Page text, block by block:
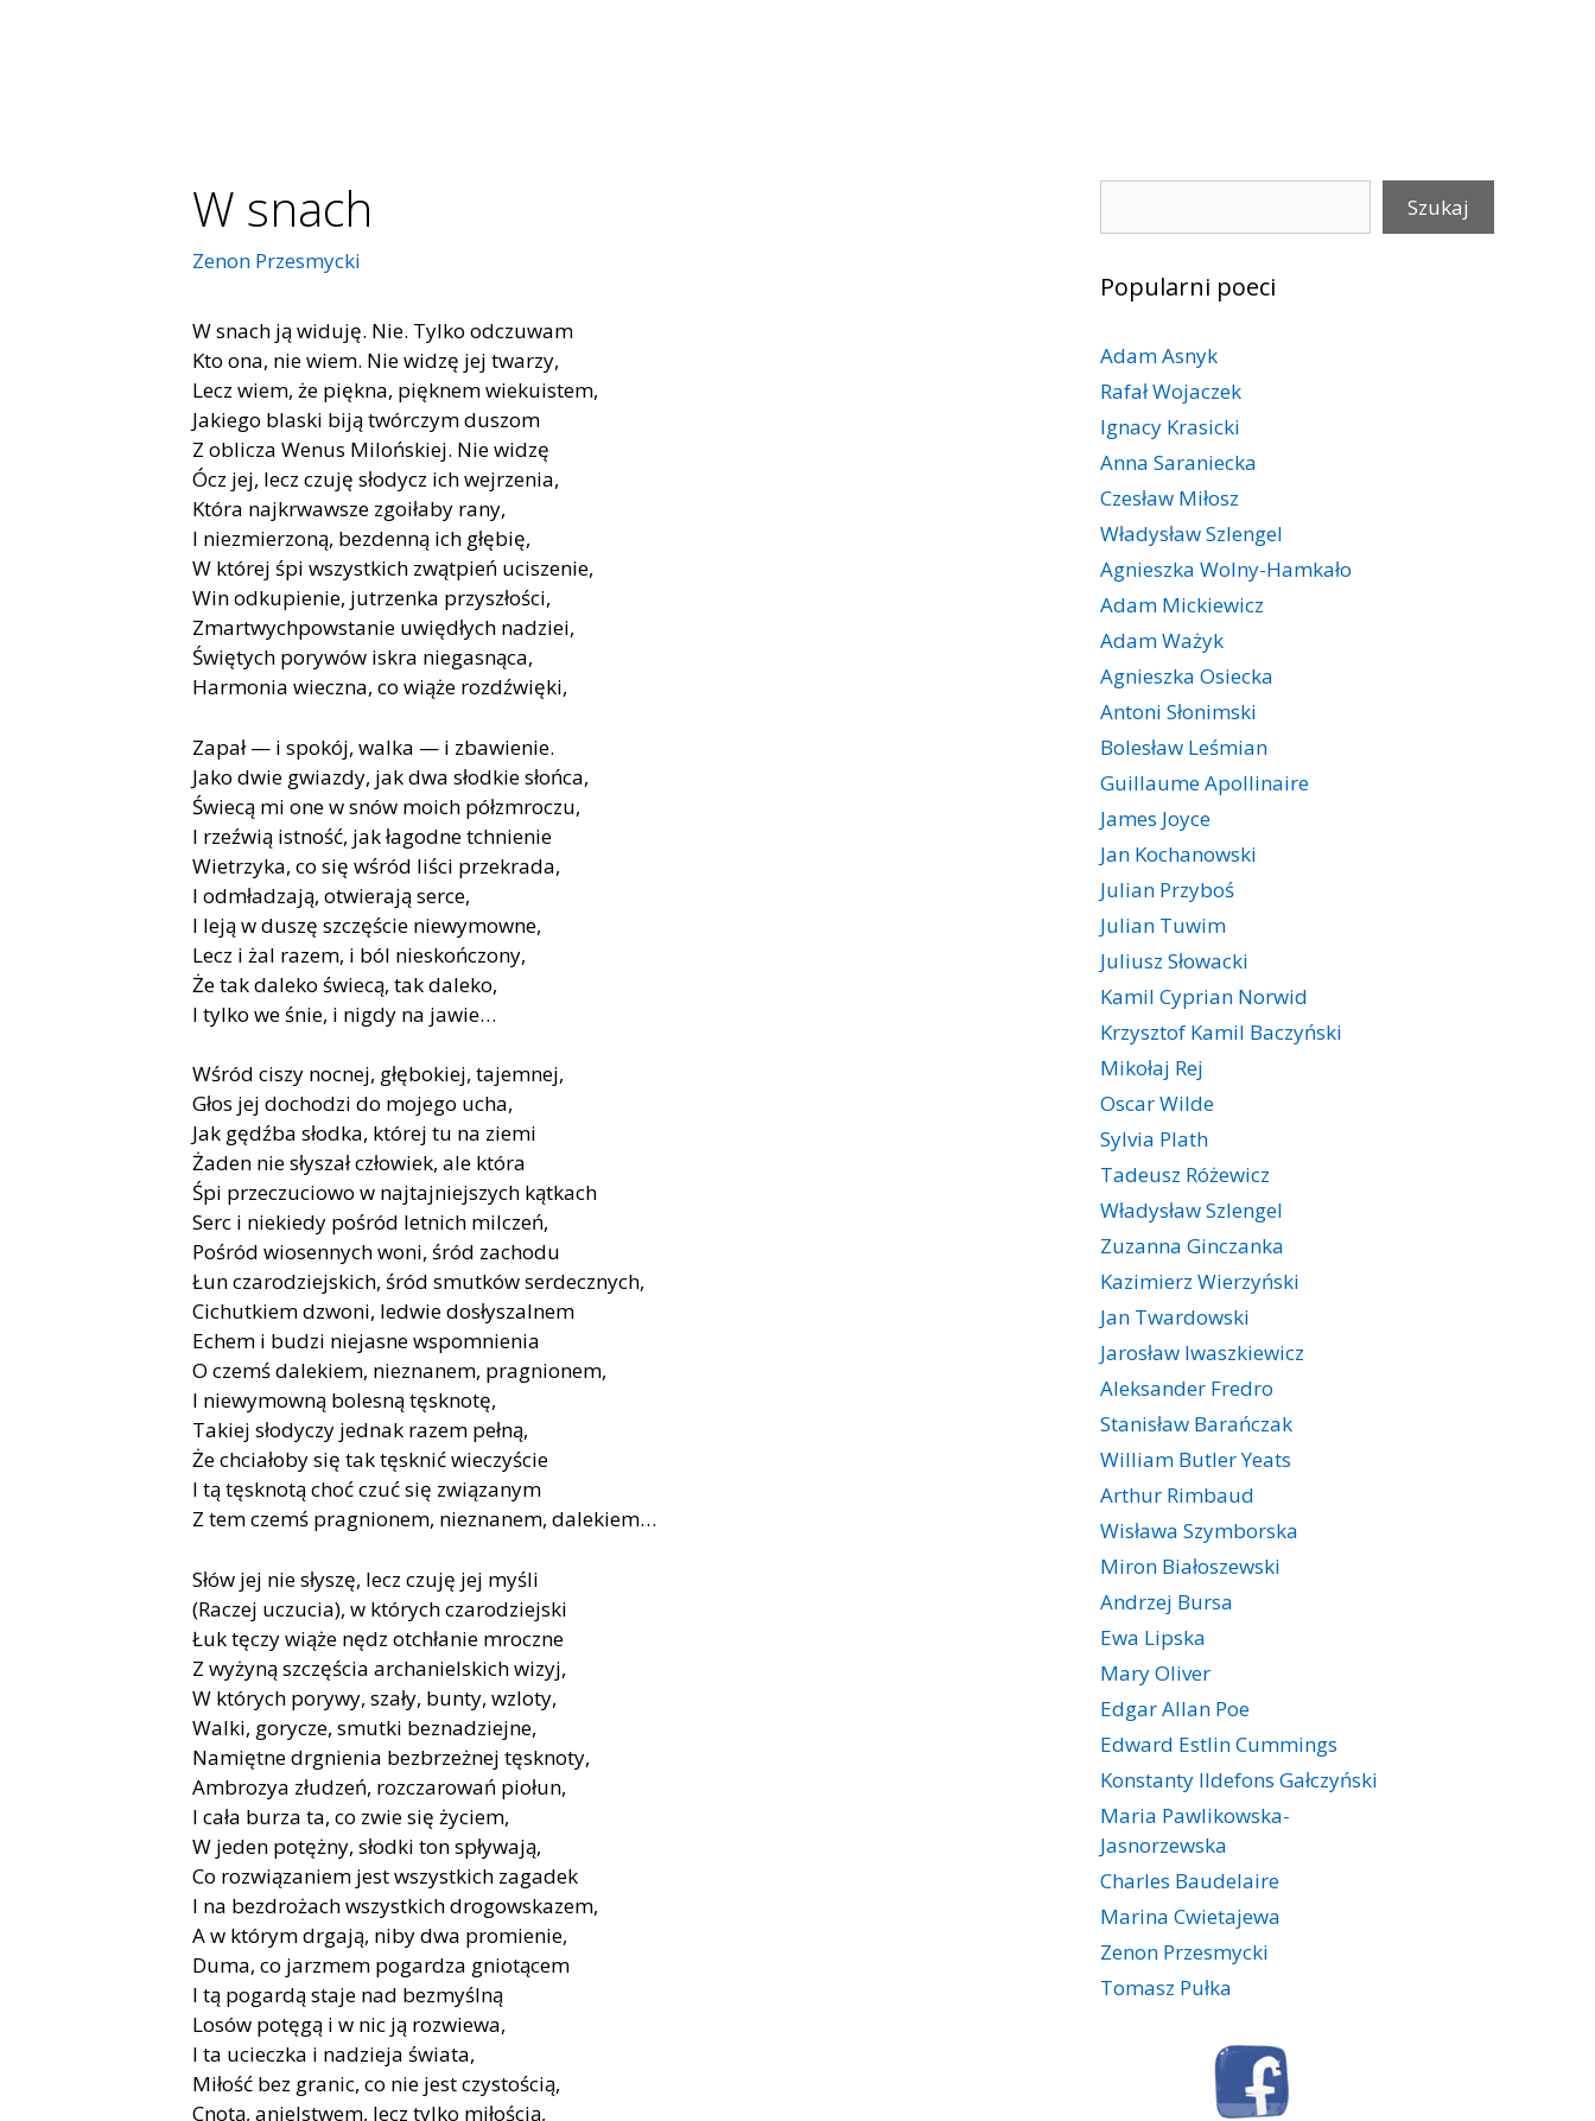
W snach
Zenon Przesmycki
W snach ją widuję. Nie. Tylko odczuwam
Kto ona, nie wiem. Nie widzę jej twarzy,
Lecz wiem, że piękna, pięknem wiekuistem,
Jakiego blaski biją twórczym duszom
Z oblicza Wenus Milońskiej. Nie widzę
Ócz jej, lecz czuję słodycz ich wejrzenia,
Która najkrwawsze zgoiłaby rany,
I niezmierzoną, bezdenną ich głębię,
W której śpi wszystkich zwątpień uciszenie,
Win odkupienie, jutrzenka przyszłości,
Zmartwychpowstanie uwiędłych nadziei,
Świętych porywów iskra niegasnąca,
Harmonia wieczna, co wiąże rozdźwięki,
Zapał — i spokój, walka — i zbawienie.
Jako dwie gwiazdy, jak dwa słodkie słońca,
Świecą mi one w snów moich półzmroczu,
I rzeźwią istność, jak łagodne tchnienie
Wietrzyka, co się wśród liści przekrada,
I odmładzają, otwierają serce,
I leją w duszę szczęście niewymowne,
Lecz i żal razem, i ból nieskończony,
Że tak daleko świecą, tak daleko,
I tylko we śnie, i nigdy na jawie…
Wśród ciszy nocnej, głębokiej, tajemnej,
Głos jej dochodzi do mojego ucha,
Jak gędźba słodka, której tu na ziemi
Żaden nie słyszał człowiek, ale która
Śpi przeczuciowo w najtajniejszych kątkach
Serc i niekiedy pośród letnich milczeń,
Pośród wiosennych woni, śród zachodu
Łun czarodziejskich, śród smutków serdecznych,
Cichutkiem dzwoni, ledwie dosłyszalnem
Echem i budzi niejasne wspomnienia
O czemś dalekiem, nieznanem, pragnionem,
I niewymowną bolesną tęsknotę,
Takiej słodyczy jednak razem pełną,
Że chciałoby się tak tęsknić wieczyście
I tą tęsknotą choć czuć się związanym
Z tem czemś pragnionem, nieznanem, dalekiem…
Słów jej nie słyszę, lecz czuję jej myśli
(Raczej uczucia), w których czarodziejski
Łuk tęczy wiąże nędz otchłanie mroczne
Z wyżyną szczęścia archanielskich wizyj,
W których porywy, szały, bunty, wzloty,
Walki, gorycze, smutki beznadziejne,
Namiętne drgnienia bezbrzeżnej tęsknoty,
Ambrozya złudzeń, rozczarowań piołun,
I cała burza ta, co zwie się życiem,
W jeden potężny, słodki ton spływają,
Co rozwiązaniem jest wszystkich zagadek
I na bezdrożach wszystkich drogowskazem,
A w którym drgają, niby dwa promienie,
Duma, co jarzmem pogardza gniotącem
I tą pogardą staje nad bezmyślną
Losów potęgą i w nic ją rozwiewa,
I ta ucieczka i nadzieja świata,
Miłość bez granic, co nie jest czystością,
Cnotą, anielstwem, lecz tylko miłością,
Szukaj
Popularni poeci
Adam Asnyk
Rafał Wojaczek
Ignacy Krasicki
Anna Saraniecka
Czesław Miłosz
Władysław Szlengel
Agnieszka Wolny-Hamkało
Adam Mickiewicz
Adam Ważyk
Agnieszka Osiecka
Antoni Słonimski
Bolesław Leśmian
Guillaume Apollinaire
James Joyce
Jan Kochanowski
Julian Przyboś
Julian Tuwim
Juliusz Słowacki
Kamil Cyprian Norwid
Krzysztof Kamil Baczyński
Mikołaj Rej
Oscar Wilde
Sylvia Plath
Tadeusz Różewicz
Władysław Szlengel
Zuzanna Ginczanka
Kazimierz Wierzyński
Jan Twardowski
Jarosław Iwaszkiewicz
Aleksander Fredro
Stanisław Barańczak
William Butler Yeats
Arthur Rimbaud
Wisława Szymborska
Miron Białoszewski
Andrzej Bursa
Ewa Lipska
Mary Oliver
Edgar Allan Poe
Edward Estlin Cummings
Konstanty Ildefons Gałczyński
Maria Pawlikowska-
Jasnorzewska
Charles Baudelaire
Marina Cwietajewa
Zenon Przesmycki
Tomasz Pułka